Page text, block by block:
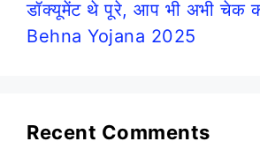
डॉक्यूमेंट थे पूरे, आप भी अभी चेक
Behna Yojana 2025
Recent Comments